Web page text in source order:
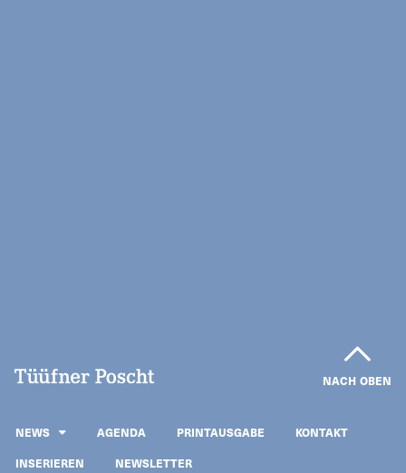
NACH OBEN
NEWS AGENDA PRINTAUSGABE
KONTAKT
INSERIEREN
NEWSLETTER